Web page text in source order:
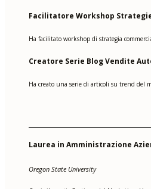
Facilitatore Workshop
Ha facilitato workshop di strategia
Creatore Serie Blog Vendite
Ha creato una serie di articoli su trend del
Laurea in Amministrazione
Oregon State University